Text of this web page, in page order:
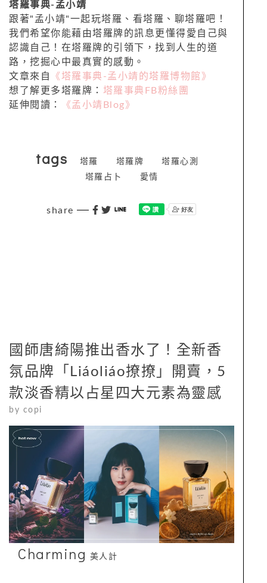
塔羅事典-孟小靖
跟著"孟小靖"一起玩塔羅、看塔羅、聊塔羅吧！
我們希望你能藉由塔羅牌的訊息更懂得愛自己與
認識自己！在塔羅牌的引領下，找到人生的道
路，挖掘心中最真實的感動。
文章來自
《塔羅事典-孟小靖的塔羅博物館》
想了解更多塔羅牌： 塔羅事典FB粉絲團
延伸閱讀：
《孟小靖Blog》
tags 塔羅 塔羅牌
塔羅心測
塔羅占卜
愛情
share
國師唐綺陽推出香水了！全新香
氛品牌「Liáoliáo撩撩」開賣，5
款淡香精以占星四大元素為靈感
by copi
Charming 美人計